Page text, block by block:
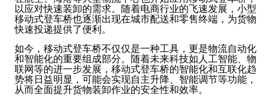
以应对快速装卸的需求。随着电商行业的飞速发展，小型
移动式登车桥也逐渐出现在城市配送和零售终端，为货物
快速投递提供了便利。
如今，移动式登车桥不仅仅是一种工具，更是物流自动化
和智能化的重要组成部分。随着未来科技如人工智能、物
联网等的进一步发展，移动式登车桥的智能化和互联化趋
势将日益明显，可能会实现自主升降、智能调节等功能，
从而全面提升货物装卸作业的安全性和效率。